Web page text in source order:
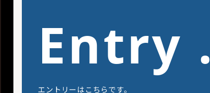
Entry .
エントリーはこちらです。